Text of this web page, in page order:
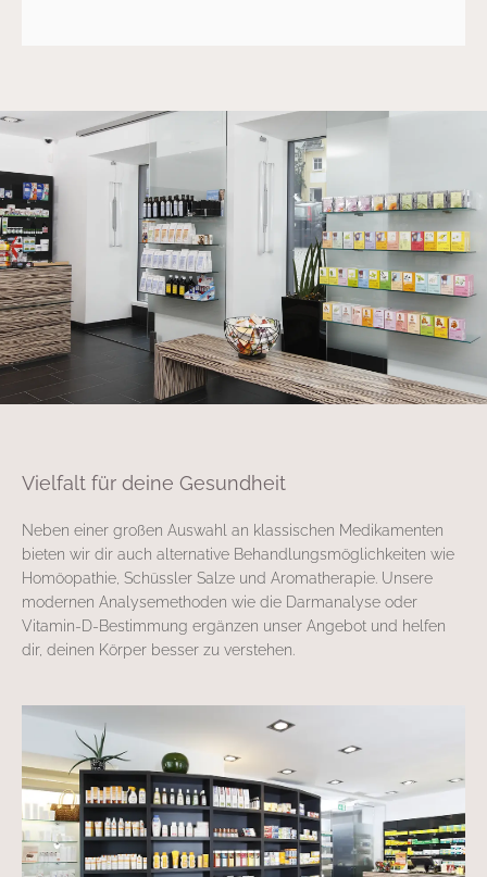
Vielfalt für deine Gesundheit
Neben einer großen Auswahl an klassischen Medikamenten
bieten wir dir auch alternative Behandlungsmöglichkeiten wie
Homöopathie, Schüssler Salze und Aromatherapie. Unsere
modernen Analysemethoden wie die Darmanalyse oder
Vitamin-D-Bestimmung ergänzen unser Angebot und helfen
dir, deinen Körper besser zu verstehen.